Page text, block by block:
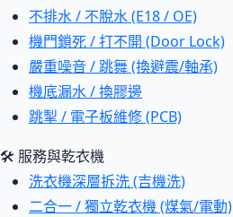
不排水 / 不脫水 (E18 / OE)
機門鎖死 / 打不開 (Door Lock)
嚴重噪音 / 跳舞 (換避震/軸承)
機底漏水 / 換膠邊
跳掣 / 電子板維修 (PCB)
🛠 服務與乾衣機
洗衣機深層拆洗 (吉機洗)
二合一 / 獨立乾衣機 (煤氣/電動)